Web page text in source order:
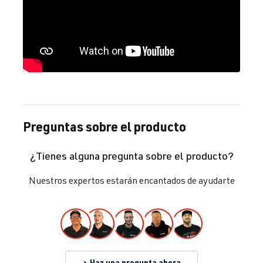
Preguntas sobre el producto
¿Tienes alguna pregunta sobre el producto?
Nuestros expertos estarán encantados de ayudarte